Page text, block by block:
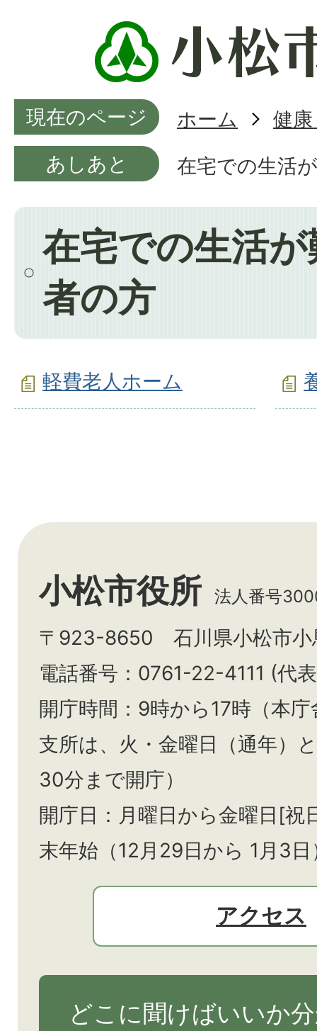
現在のページ ホーム
健
あしあと
在宅での生活
在宅での生活
者の方
軽費老人ホーム
小松市役所 法人番号
〒923-8650 石川県小松市小
電話番号：0761-22-4111 (代
開庁時間：9時から17時（本
支所は、火・金曜日（通年）と
30分まで開庁）
開庁日：月曜日から金曜日[祝
末年始（12月29日から 1月3
アクセス
どこに聞けばいいか